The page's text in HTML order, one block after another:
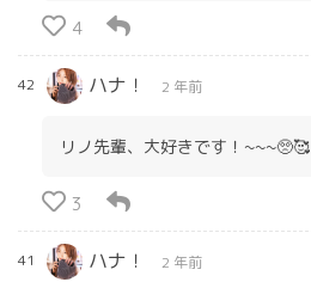
4
42 ハナ！ 2 年前
リノ先輩、大好きです！~~~🥺🥰
3
41 ハナ！ 2 年前